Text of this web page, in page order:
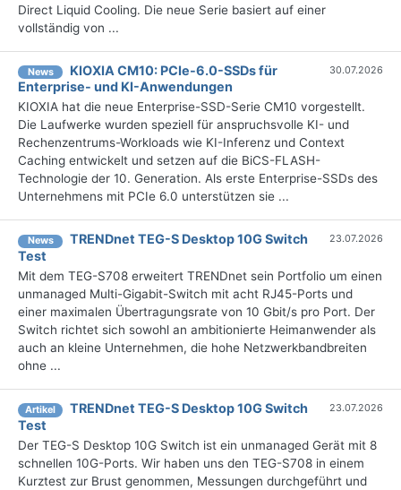
Direct Liquid Cooling. Die neue Serie basiert auf einer
vollständig von ...
News
KIOXIA CM10: PCIe-6.0-SSDs für
Enterprise- und KI-Anwendungen
30.07.2026
KIOXIA hat die neue Enterprise-SSD-Serie CM10 vorgestellt.
Die Laufwerke wurden speziell für anspruchsvolle KI- und
Rechenzentrums-Workloads wie KI-Inferenz und Context
Caching entwickelt und setzen auf die BiCS-FLASH-
Technologie der 10. Generation. Als erste Enterprise-SSDs des
Unternehmens mit PCIe 6.0 unterstützen sie ...
News
TRENDnet TEG-S Desktop 10G Switch
Test
23.07.2026
Mit dem TEG-S708 erweitert TRENDnet sein Portfolio um einen
unmanaged Multi-Gigabit-Switch mit acht RJ45-Ports und
einer maximalen Übertragungsrate von 10 Gbit/s pro Port. Der
Switch richtet sich sowohl an ambitionierte Heimanwender als
auch an kleine Unternehmen, die hohe Netzwerkbandbreiten
ohne ...
Artikel
TRENDnet TEG-S Desktop 10G Switch
Test
23.07.2026
Der TEG-S Desktop 10G Switch ist ein unmanaged Gerät mit 8
schnellen 10G-Ports. Wir haben uns den TEG-S708 in einem
Kurztest zur Brust genommen, Messungen durchgeführt und